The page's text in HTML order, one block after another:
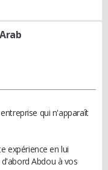
qui n'apparaît
expérience en lui
Abdou à vos